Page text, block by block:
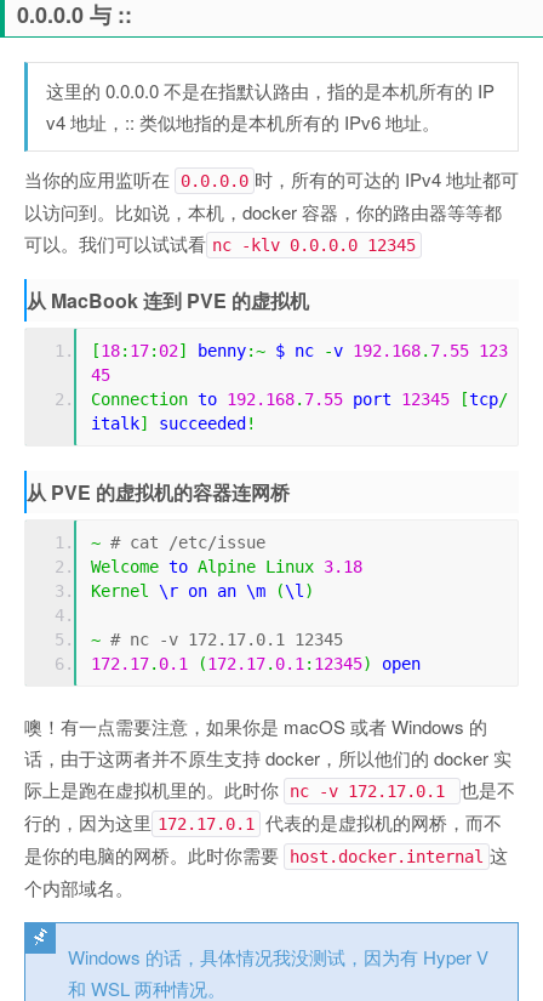
0.0.0.0 与 ::
这里的 0.0.0.0 不是在指默认路由，指的是本机所有的 IP
v4 地址，:: 类似地指的是本机所有的 IPv6 地址。
当你的应用监听在 0.0.0.0 时，所有的可达的 IPv4 地址都可
以访问到。比如说，本机，docker 容器，你的路由器等等都
可以。我们可以试试看 nc -klv 0.0.0.0 12345
从 MacBook 连到 PVE 的虚拟机
[18: 17: 02] benny:~ $ nc -v 192.168. 7.55 123
45
Connection to 192.168. 7.55 port 12345 [tcp/
italk] succeeded !
从 PVE 的虚拟机的容器连网桥
~ # cat /etc/issue
Welcome to Alpine Linux 3.18
Kernel
\r on an \m (\l )
~ # nc -v 172.17.0.1 12345
172.17. 0.1 (172.17. 0.1 : 12345) open
噢！有一点需要注意，如果你是 macOS 或者 Windows 的
话，由于这两者并不原生支持 docker，所以他们的 docker 实
际上是跑在虚拟机里的。此时你
nc -v 172.17.0.1
也是不
行的，因为这里 172.17.0.1
代表的是虚拟机的网桥，而不
是你的电脑的网桥。此时你需要
host.docker.internal 这
个内部域名。
Windows 的话，具体情况我没测试，因为有 Hyper V
和 WSL 两种情况。